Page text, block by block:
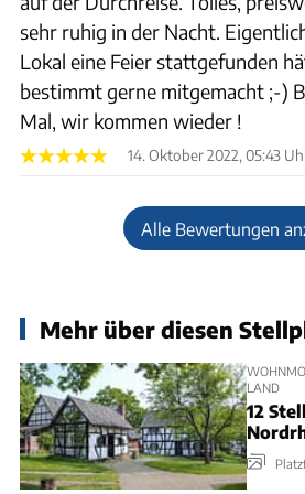
sehr ruhig in der Nacht.
Lokal eine Feier stattgefunden
bestimmt gerne mitgemacht ;-)
Mal, wir kommen wieder !
14. Oktober 2022, 05:43
Alle Bewertungen
Mehr über diesen
LAND
12